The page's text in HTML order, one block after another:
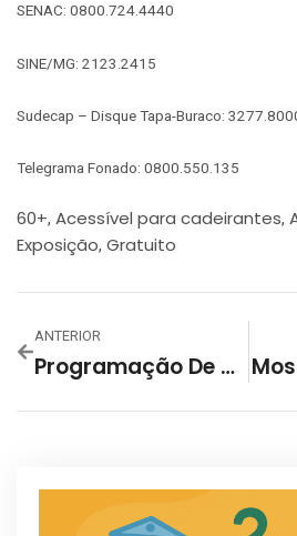
SENAC: 0800.724.4440
SINE/MG: 2123.2415
Sudecap – Disque Tapa-Buraco:
Telegrama Fonado: 0800.550.135
60+, Acessível para cadeirantes,
Exposição, Gratuito
ANTERIOR
Programação De Setembro 2024 – Usina De Cultura – Centro Cultural Nordeste